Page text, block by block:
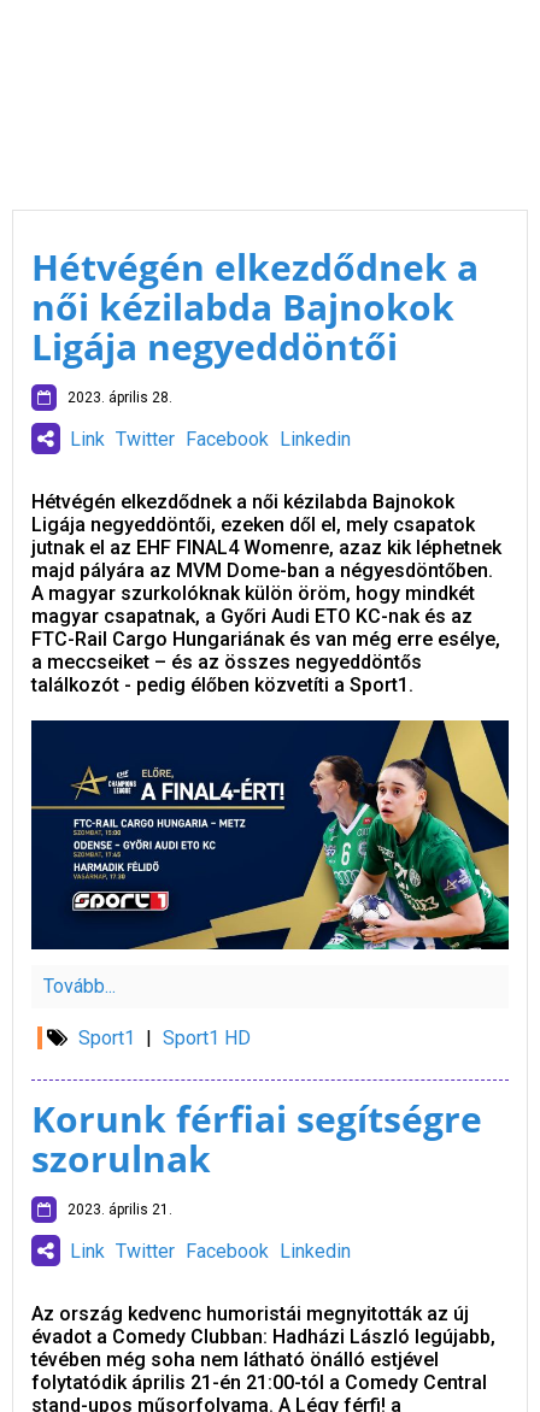
Hétvégén elkezdődnek a
női kézilabda Bajnokok
Ligája negyeddöntői
2023. április 28.
Link Twitter Facebook Linkedin
Hétvégén elkezdődnek a női kézilabda Bajnokok
Ligája negyeddöntői, ezeken dől el, mely csapatok
jutnak el az EHF FINAL4 Womenre, azaz kik léphetnek
majd pályára az MVM Dome-ban a négyesdöntőben.
A magyar szurkolóknak külön öröm, hogy mindkét
magyar csapatnak, a Győri Audi ETO KC-nak és az
FTC-Rail Cargo Hungariának és van még erre esélye,
a meccseiket – és az összes negyeddöntős
találkozót - pedig élőben közvetíti a Sport1.
Tovább...
Sport1 | Sport1 HD
Korunk férfiai segítségre
szorulnak
2023. április 21.
Link Twitter Facebook Linkedin
Az ország kedvenc humoristái megnyitották az új
évadot a Comedy Clubban: Hadházi László legújabb,
tévében még soha nem látható önálló estjével
folytatódik április 21-én 21:00-tól a Comedy Central
stand-upos műsorfolyama. A Légy férfi! a